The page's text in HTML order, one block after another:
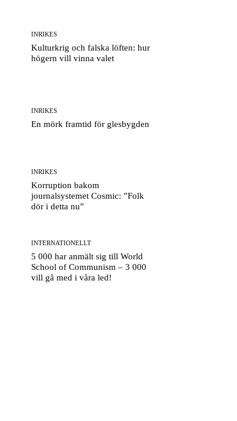
INRIKES
Kulturkrig och falska löften: hur
högern vill vinna valet
INRIKES
En mörk framtid för glesbygden
INRIKES
Korruption bakom
journalsystemet Cosmic: ”Folk
dör i detta nu”
INTERNATIONELLT
5 000 har anmält sig till World
School of Communism – 3 000
vill gå med i våra led!